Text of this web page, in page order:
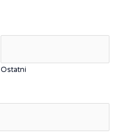
Ostatni